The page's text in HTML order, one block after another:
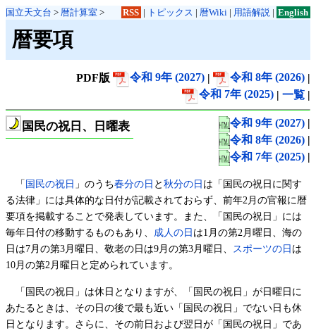
国立天文台 > 暦計算室 > RSS | トピックス | 暦Wiki| 用語解説| English
暦要項
PDF版 令和 9年 (2027) | 令和 8年 (2026) |
令和 7年 (2025) | 一覧 |
国民の祝日、日曜表 令和 9年 (2027) |
令和 8年 (2026) |
令和 7年 (2025) |
「国民の祝日 」のうち春分の日 と秋分の日は「国民の祝日に関す
る法律」には具体的な日付が記載されておらず、前年2月の官報に暦
要項を掲載することで発表しています。また、「国民の祝日」には
毎年日付の移動するものもあり、 成人の日は1月の第2月曜日、海の
日は7月の第3月曜日、敬老の日は9月の第3月曜日、 スポーツの日は
10月の第2月曜日と定められています。
「国民の祝日」は休日となりますが、「国民の祝日」が日曜日に
あたるときは、その日の後で最も近い「国民の祝日」でない日も休
日となります。さらに、その前日および翌日が「国民の祝日」であ